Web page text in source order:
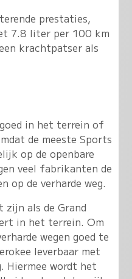
prestaties,
7.8 liter per 100 km
krachtpatser als
in het terrein of
de meeste Sports
op de openbare
veel fabrikanten de
op de verharde weg.
zijn als de Grand
in het terrein. Om
wegen goed te
leverbaar met
Hiermee wordt het